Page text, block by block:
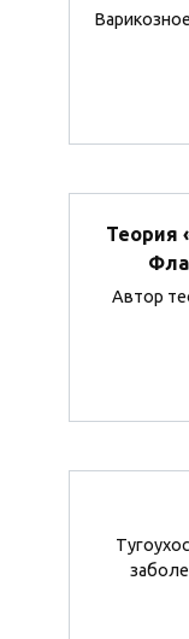
Теория
Автор